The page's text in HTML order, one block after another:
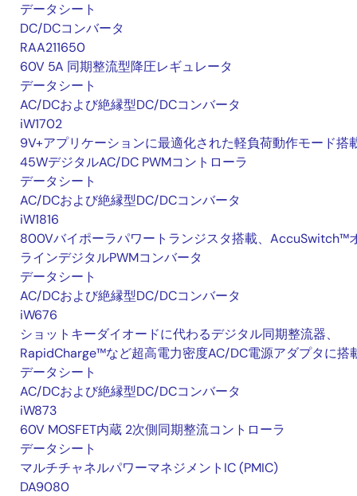
データシート
DC/DCコンバータ
RAA211650
60V 5A 同期整流型降圧レギュレータ
データシート
AC/DCおよび絶縁型DC/DCコンバータ
iW1702
9V+アプリケーションに最適化された軽負荷動作モード搭
45WデジタルAC/DC PWMコントローラ
データシート
AC/DCおよび絶縁型DC/DCコンバータ
iW1816
800Vバイポーラパワートランジスタ搭載、AccuSwitch™
ラインデジタルPWMコンバータ
データシート
AC/DCおよび絶縁型DC/DCコンバータ
iW676
ショットキーダイオードに代わるデジタル同期整流器、
RapidCharge™など超高電力密度AC/DC電源アダプタに搭
データシート
AC/DCおよび絶縁型DC/DCコンバータ
iW873
60V MOSFET内蔵 2次側同期整流コントローラ
データシート
マルチチャネルパワーマネジメントIC (PMIC)
DA9080